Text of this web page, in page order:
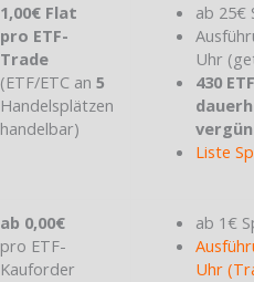
1,00€ Flat
pro ETF-
Trade
(ETF/ETC an5
Handelsplätzen
handelbar)
ab 25€
Uhr
430
Liste
ab 0,00€
pro ETF-
Kauforder
ab 1€
Uhr